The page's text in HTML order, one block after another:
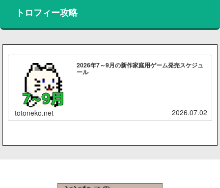
トロフィー攻略
2026年7～9月の新作家庭用ゲーム発売スケジュ
ール
totoneko.net 2026.07.02